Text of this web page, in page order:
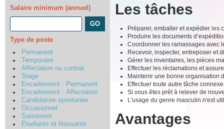
Salaire minimum (annuel)
Type de poste
Permanent
Temporaire
Affectation ou contrat
Stage
Encadrement - Permanent
Encadrement - Affectation
Candidature spontanée
Occasionnel
Saisonnier
Étudiants et finissants
Les tâches
Préparer, emballer et expédier les
Produire les documents
Coordonner les ramassages avec
Recevoir, inspecter, entreposer et
Gérer les inventaires, les pièces
Effectuer les réclamations et
Maintenir une bonne organisation
Effectuer toute autre tâche
Si vous êtes prêt à relever de
L'usage du genre masculin n'est
Avantages